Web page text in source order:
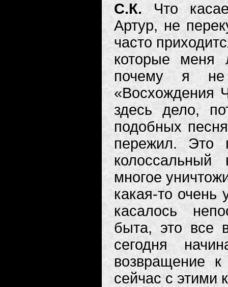
С.К. Что
Артур, не
часто
которые меня
почему я
«Восхождения
здесь дело,
подобных
пережил. Это
колоссальный
многое
какая-то очень
касалось
быта, это все
сегодня
возвращение
сейчас с этими